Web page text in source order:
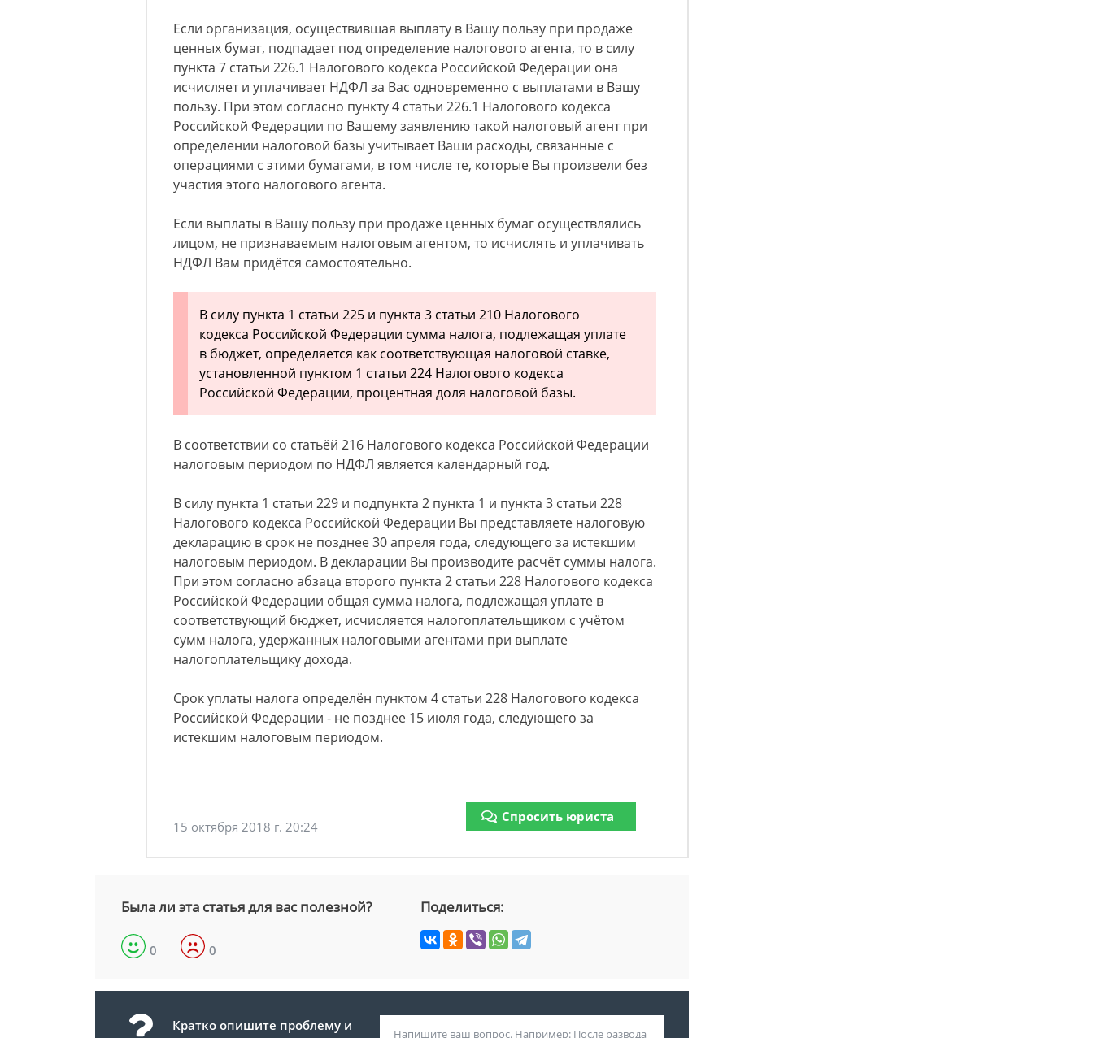
Если организация, осуществившая выплату в Вашу пользу при продаже
ценных бумаг, подпадает под определение налогового агента, то в силу
пункта 7 статьи 226.1 Налогового кодекса Российской Федерации она
исчисляет и уплачивает НДФЛ за Вас одновременно с выплатами в Вашу
пользу. При этом согласно пункту 4 статьи 226.1 Налогового кодекса
Российской Федерации по Вашему заявлению такой налоговый агент при
определении налоговой базы учитывает Ваши расходы, связанные с
операциями с этими бумагами, в том числе те, которые Вы произвели без
участия этого налогового агента.
Если выплаты в Вашу пользу при продаже ценных бумаг осуществлялись
лицом, не признаваемым налоговым агентом, то исчислять и уплачивать
НДФЛ Вам придётся самостоятельно.
В силу пункта 1 статьи 225 и пункта 3 статьи 210 Налогового
кодекса Российской Федерации сумма налога, подлежащая уплате
в бюджет, определяется как соответствующая налоговой ставке,
установленной пунктом 1 статьи 224 Налогового кодекса
Российской Федерации, процентная доля налоговой базы.
В соответствии со статьёй 216 Налогового кодекса Российской Федерации
налоговым периодом по НДФЛ является календарный год.
В силу пункта 1 статьи 229 и подпункта 2 пункта 1 и пункта 3 статьи 228
Налогового кодекса Российской Федерации Вы представляете налоговую
декларацию в срок не позднее 30 апреля года, следующего за истекшим
налоговым периодом. В декларации Вы производите расчёт суммы налога.
При этом согласно абзаца второго пункта 2 статьи 228 Налогового кодекса
Российской Федерации общая сумма налога, подлежащая уплате в
соответствующий бюджет, исчисляется налогоплательщиком с учётом
сумм налога, удержанных налоговыми агентами при выплате
налогоплательщику дохода.
Срок уплаты налога определён пунктом 4 статьи 228 Налогового кодекса
Российской Федерации - не позднее 15 июля года, следующего за
истекшим налоговым периодом.
15 октября 2018 г. 20:24
Спросить юриста
Была ли эта статья для вас полезной?
0 0
Поделиться:
Кратко опишите проблему и